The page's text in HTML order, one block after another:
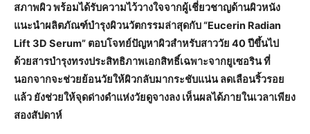
สภาพผิว พร้อมได้รับความไว้วางใจจากผู้เชี่ยวชาญด้านผิวหนัง
แนะนำผลิตภัณฑ์บำรุงผิวนวัตกรรมล่าสุดกับ “Eucerin Radian
Lift 3D Serum” ตอบโจทย์ปัญหาผิวสำหรับสาววัย 40 ปีขึ้นไป
ด้วยสารบำรุงทรงประสิทธิภาพเอกสิทธิ์เฉพาะจากยูเซอริน ที่
นอกจากจะช่วยย้อนวัยให้ผิวกลับมากระชับแน่น ลดเลือนริ้วรอย
แล้ว ยังช่วยให้จุดด่างดำแห่งวัยดูจางลง เห็นผลได้ภายในเวลาเพียง
สองสัปดาห์